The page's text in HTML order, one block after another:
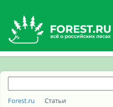
Forest.ru Статьи